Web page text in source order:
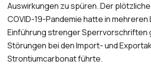
Auswirkungen zu spüren. Der
COVID-19-Pandemie hatte in mehreren
Einführung strenger Sperrvorschriften
Störungen bei den Import- und
Strontiumcarbonat führte.